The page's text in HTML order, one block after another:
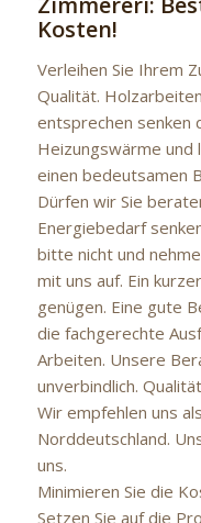
Kosten!
Verleihen Sie Ihrem
Qualität.
entsprechen senken
Heizungswärme und
einen bedeutsamen
Dürfen wir Sie
Energiebedarf
bitte nicht und
mit uns auf. Ein
genügen. Eine gute
die fachgerechte
Arbeiten. Unsere
unverbindlich.
Wir empfehlen uns
Norddeutschland.
uns.
Minimieren Sie die
Setzen Sie auf die